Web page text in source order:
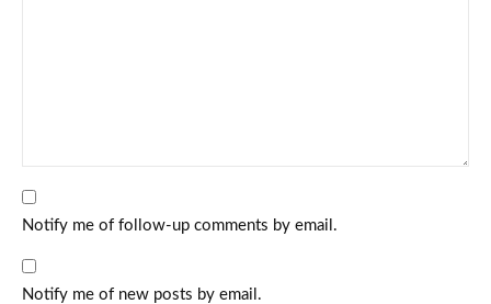
Notify me of follow-up comments by email.
Notify me of new posts by email.